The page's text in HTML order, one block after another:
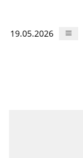
19.05.2026